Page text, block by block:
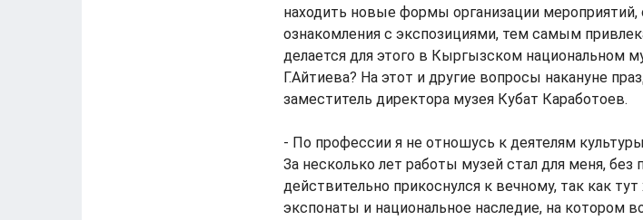
находить новые формы организации
ознакомления с экспозициями, тем самым
делается для этого в Кыргызском национальном
Г.Айтиева? На этот и другие вопросы накануне
заместитель директора музея Кубат Каработоев.
- По профессии я не отношусь к деятелям
За несколько лет работы музей стал для меня,
действительно прикоснулся к вечному, так как
экспонаты и национальное наследие, на котором